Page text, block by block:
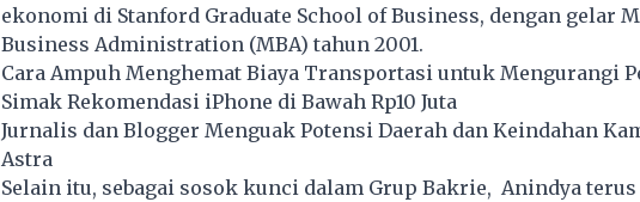
ekonomi di Stanford Graduate School of Business, dengan gelar
Business Administration (MBA) tahun 2001.
Cara Ampuh Menghemat Biaya Transportasi untuk Mengurangi
Simak Rekomendasi iPhone di Bawah Rp10 Juta
Jurnalis dan Blogger Menguak Potensi Daerah dan Keindahan
Astra
Selain itu, sebagai sosok kunci dalam Grup Bakrie, Anindya